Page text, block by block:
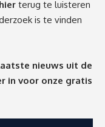
hier terug te luisteren
is te vinden
nieuws uit de
in voor onze gratis